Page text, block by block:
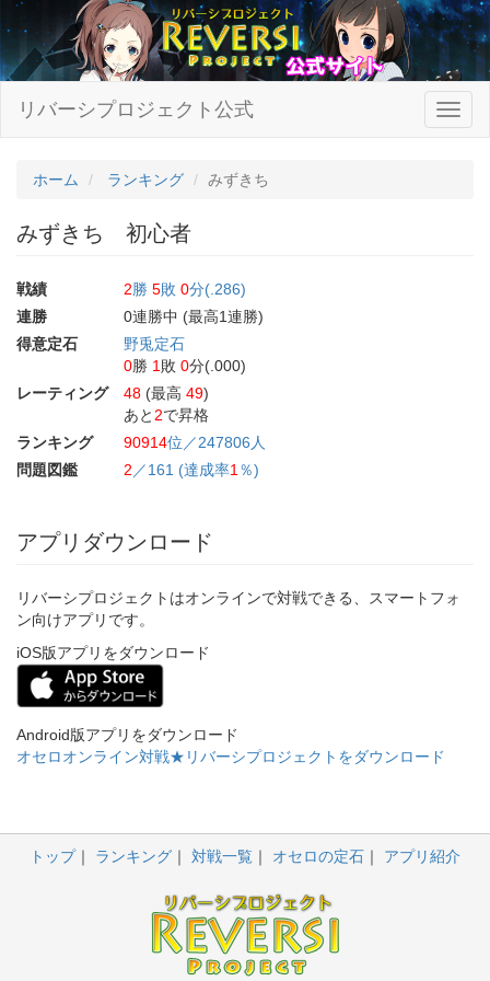
リバーシプロジェクト公式
ホーム ランキング みずきち
みずきち 初心者
戦績 2勝 5敗 0分(.286)
連勝
0連勝中 (最高1連勝)
得意定石
野兎定石
0勝 1 敗 0分(.000)
レーティング
48 (最高 49)
あと 2で昇格
ランキング
90914位／247806人
問題図鑑
2 ／161 (達成率1 ％)
アプリダウンロード
リバーシプロジェクトはオンラインで対戦できる、スマートフォ
ン向けアプリです。
iOS版アプリをダウンロード
Android版アプリをダウンロード
オセロオンライン対戦★リバーシプロジェクトをダウンロード
トップ ランキング 対戦一覧 オセロの定石 アプリ紹介